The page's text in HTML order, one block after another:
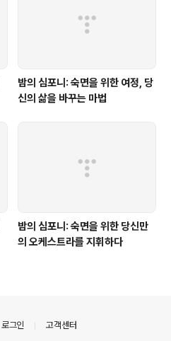
밤의 심포니: 숙면을 위한 여정, 당
신의 삶을 바꾸는 마법
밤의 심포니: 숙면을 위한 당신만
의 오케스트라를 지휘하다
로그인 고객센터